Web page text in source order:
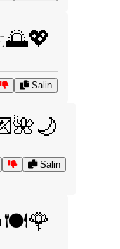
Salin
Salin